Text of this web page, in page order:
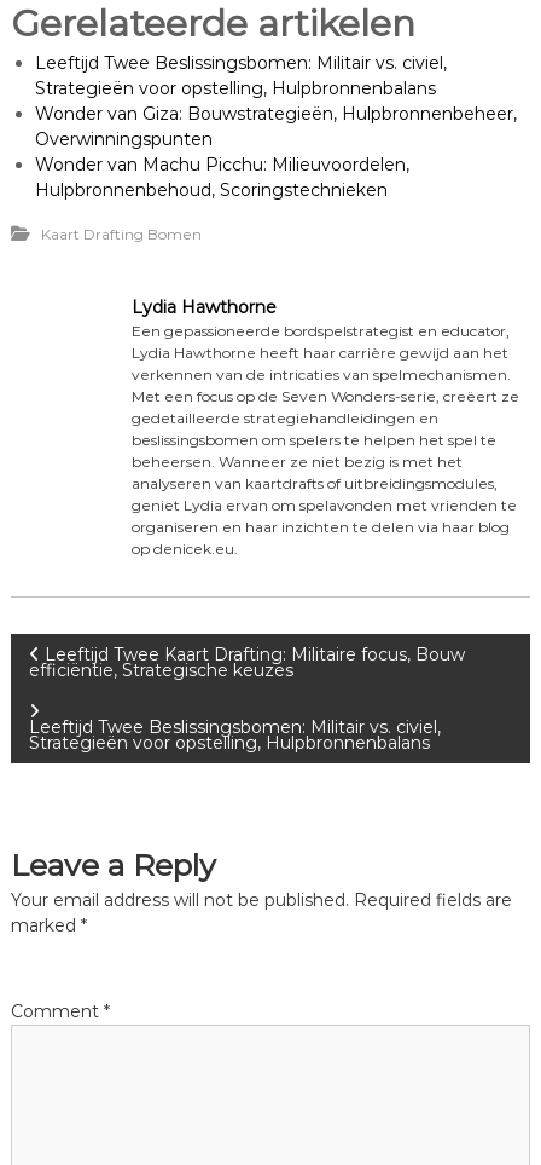
Gerelateerde artikelen
Leeftijd Twee Beslissingsbomen: Militair vs. civiel,
Strategieën voor opstelling, Hulpbronnenbalans
Wonder van Giza: Bouwstrategieën, Hulpbronnenbeheer,
Overwinningspunten
Wonder van Machu Picchu: Milieuvoordelen,
Hulpbronnenbehoud, Scoringstechnieken
Kaart Drafting Bomen
Lydia Hawthorne
Een gepassioneerde bordspelstrategist en educator,
Lydia Hawthorne heeft haar carrière gewijd aan het
verkennen van de intricaties van spelmechanismen.
Met een focus op de Seven Wonders-serie, creëert ze
gedetailleerde strategiehandleidingen en
beslissingsbomen om spelers te helpen het spel te
beheersen. Wanneer ze niet bezig is met het
analyseren van kaartdrafts of uitbreidingsmodules,
geniet Lydia ervan om spelavonden met vrienden te
organiseren en haar inzichten te delen via haar blog
op denicek.eu.
P
s
n
a
i
Leeftijd Twee Kaart Drafting: Militaire focus, Bouw
efficiëntie, Strategische keuzes
Leeftijd Twee Beslissingsbomen: Militair vs. civiel,
Strategieën voor opstelling, Hulpbronnenbalans
Leave a Reply
Your email address will not be published. Required fields are
marked *
Comment *